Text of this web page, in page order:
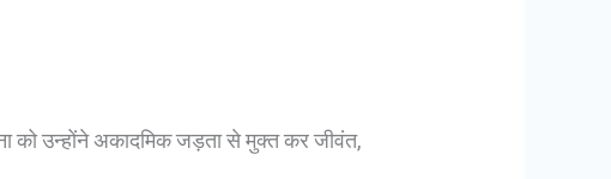
को उन्होंने अकादमिक जड़ता से मुक्त कर जीवंत,